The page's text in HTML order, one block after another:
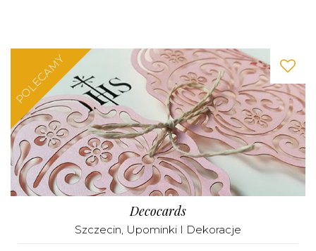
POLECAMY
Decocards
Szczecin, Upominki I Dekoracje